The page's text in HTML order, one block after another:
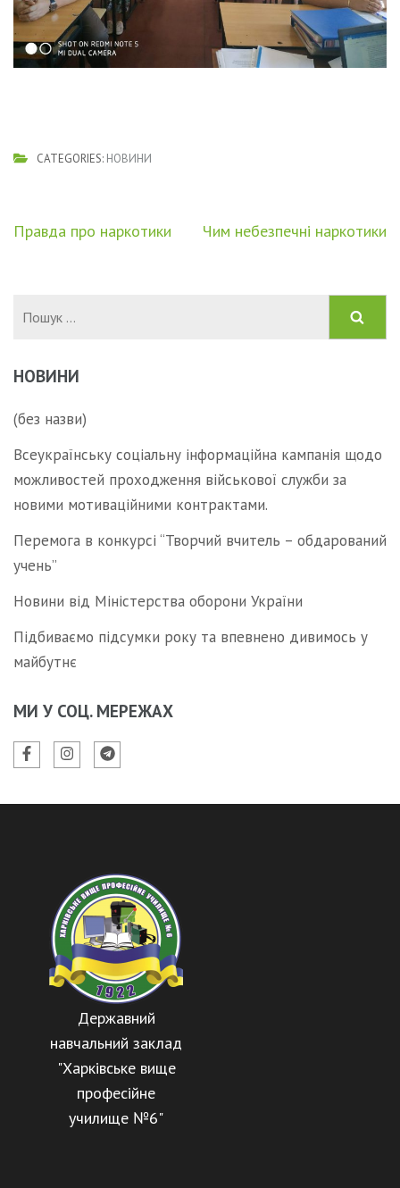
CATEGORIES: НОВИНИ
Навігація
Правда про наркотики Чим небезпечні наркотики
НОВИНИ
(без назви)
Всеукраїнську соціальну інформаційна кампанія щодо
можливостей проходження військової служби за
новими мотиваційними контрактами.
Перемога в конкурсі “Творчий вчитель – обдарований
учень”
Новини від Міністерства оборони України
Підбиваємо підсумки року та впевнено дивимось у
майбутнє
МИ У СОЦ. МЕРЕЖАХ
Державний
навчальний заклад
"Харківське вище
професійне
училище №6"